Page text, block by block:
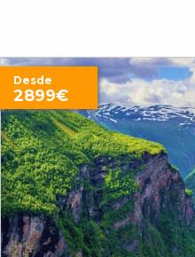
Desde
2899€